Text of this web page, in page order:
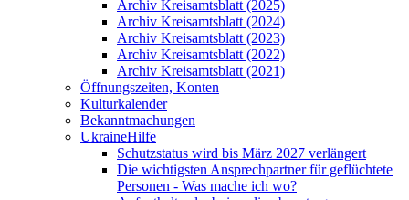
Archiv Kreisamtsblatt (2025)
Archiv Kreisamtsblatt (2024)
Archiv Kreisamtsblatt (2023)
Archiv Kreisamtsblatt (2022)
Archiv Kreisamtsblatt (2021)
Öffnungszeiten, Konten
Kulturkalender
Bekanntmachungen
UkraineHilfe
Schutzstatus wird bis März 2027 verlängert
Die wichtigsten Ansprechpartner für geflüchtete
Personen - Was mache ich wo?